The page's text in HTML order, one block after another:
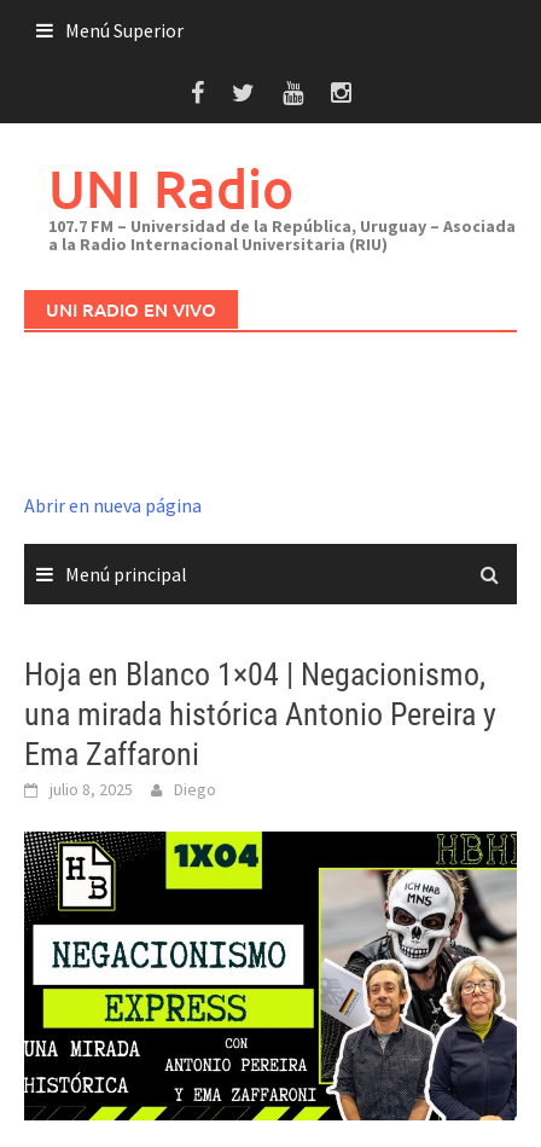
Menú Superior
UNI Radio
107.7 FM – Universidad de la República, Uruguay – Asociada
a la Radio Internacional Universitaria (RIU)
UNI RADIO EN VIVO
Abrir en nueva página
Menú principal
Hoja en Blanco 1×04 | Negacionismo,
una mirada histórica Antonio Pereira y
Ema Zaffaroni
julio 8, 2025 Diego